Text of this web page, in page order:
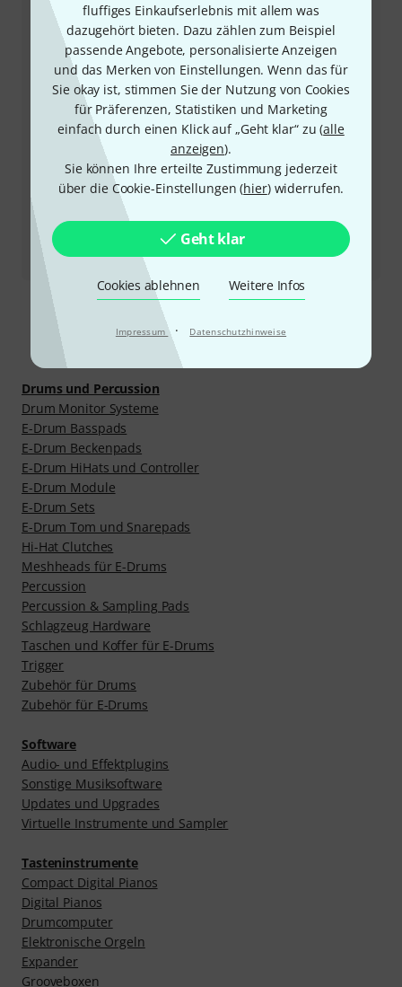
fluffiges Einkaufserlebnis mit allem was
dazugehört bieten. Dazu zählen zum Beispiel
passende Angebote, personalisierte Anzeigen
und das Merken von Einstellungen. Wenn das für
Sie okay ist, stimmen Sie der Nutzung von Cookies
für Präferenzen, Statistiken und Marketing
einfach durch einen Klick auf „Geht klar“ zu (alle
anzeigen).
Sie können Ihre erteilte Zustimmung jederzeit
über die Cookie-Einstellungen (hier) widerrufen.
Geht klar
Cookies ablehnen Weitere Infos
Impressum · Datenschutzhinweise
Kundennummer bereithalten
Öffnungszeiten
Rückruf vereinbaren
Mehr Kontaktoptionen
Produkt zurücksenden
Alle Ansprechpartner
Mehr entdecken
Drums und Percussion
Drum Monitor Systeme
E-Drum Basspads
E-Drum Beckenpads
E-Drum HiHats und Controller
E-Drum Module
E-Drum Sets
E-Drum Tom und Snarepads
Hi-Hat Clutches
Meshheads für E-Drums
Percussion
Percussion & Sampling Pads
Schlagzeug Hardware
Taschen und Koffer für E-Drums
Trigger
Zubehör für Drums
Zubehör für E-Drums
Software
Audio- und Effektplugins
Sonstige Musiksoftware
Updates und Upgrades
Virtuelle Instrumente und Sampler
Tasteninstrumente
Compact Digital Pianos
Digital Pianos
Drumcomputer
Elektronische Orgeln
Expander
Grooveboxen